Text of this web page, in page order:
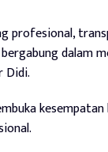
profesional,
dalam
Didi.